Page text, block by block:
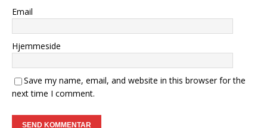
Email
Hjemmeside
Save my name, email, and website in this browser for the
next time I comment.